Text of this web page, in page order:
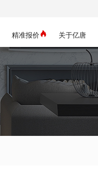
精准报价 关于亿唐